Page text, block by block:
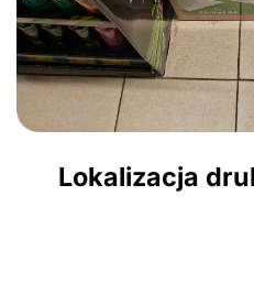
Lokalizacja